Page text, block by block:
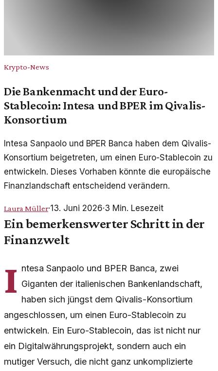
Krypto-News
Die Bankenmacht und der Euro-
Stablecoin: Intesa und BPER im Qivalis-
Konsortium
Intesa Sanpaolo und BPER Banca haben dem Qivalis-
Konsortium beigetreten, um einen Euro-Stablecoin zu
entwickeln. Dieses Vorhaben könnte die europäische
Finanzlandschaft entscheidend verändern.
Laura Müller·13. Juni 2026·3 Min. Lesezeit
Ein bemerkenswerter Schritt in der
Finanzwelt
I ntesa Sanpaolo und BPER Banca, zwei
Giganten der italienischen Bankenlandschaft,
haben sich jüngst dem Qivalis-Konsortium
angeschlossen, um einen Euro-Stablecoin zu
entwickeln. Ein Euro-Stablecoin, das ist nicht nur
ein Digitalwährungsprojekt, sondern auch ein
mutiger Versuch, die nicht ganz unkomplizierte